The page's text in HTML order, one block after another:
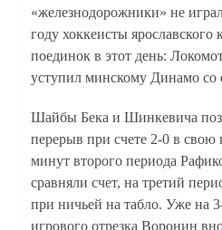
«железнодорожники» не
году хоккеисты ярославского
поединок в этот день:
уступил минскому Динамо со
Шайбы Бека и Шинкевича
перерыв при счете 2-0 в свою
минут второго периода
сравняли счет, на третий
при ничьей на табло. Уже на
игрового отрезка Воронин